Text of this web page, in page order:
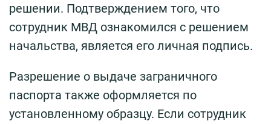
решении. Подтверждением того, что
сотрудник МВД ознакомился с решением
начальства, является его личная подпись.
Разрешение о выдаче заграничного
паспорта также оформляется по
установленному образцу. Если сотрудник